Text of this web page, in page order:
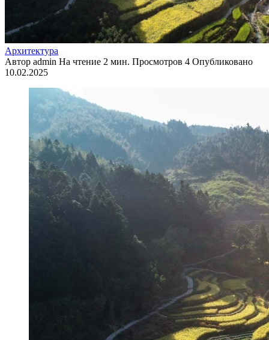
Архитектура
Автор admin На чтение 2 мин. Просмотров 4 Опубликовано
10.02.2025